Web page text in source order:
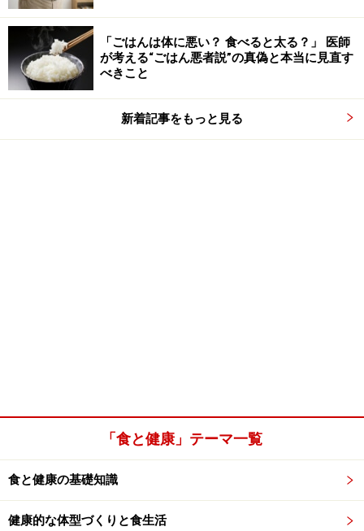
「ごはんは体に悪い？ 食べると太る？」 医師
が考える“ごはん悪者説”の真偽と本当に見直す
べきこと
新着記事をもっと見る
「食と健康」テーマ一覧
食と健康の基礎知識
健康的な体型づくりと食生活